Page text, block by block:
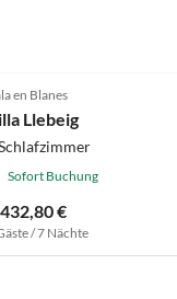
en Blanes
Llebeig
Sofort Buchung
€
/ 7 Nächte